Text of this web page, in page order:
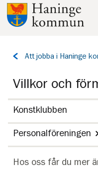
Till innehåll på sidan
Tillbaka
Att jobba i Haninge
Villkor och
Konstklubben
Personalföreningen
Hos oss får du mer